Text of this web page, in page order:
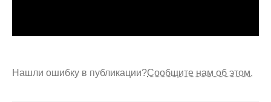
Нашли ошибку в публикации?Сообщите нам об этом.